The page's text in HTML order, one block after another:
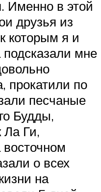
Именно в этой
друзья из
которым я и
подсказали мне
прокатили по
песчаные
Будды,
Ла Ги,
о всех
на